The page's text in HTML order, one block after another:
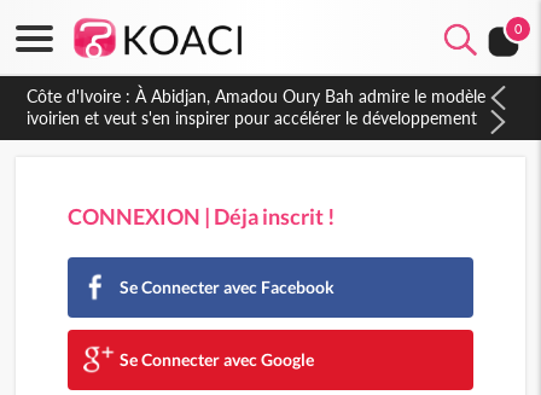
0
Côte d'Ivoire : À Abidjan, Amadou Oury Bah admire le modèle
ivoirien et veut s'en inspirer pour accélérer le développement
de la Guinée
CONNEXION | Déja inscrit !
Se Connecter avec Facebook
Se Connecter avec Google